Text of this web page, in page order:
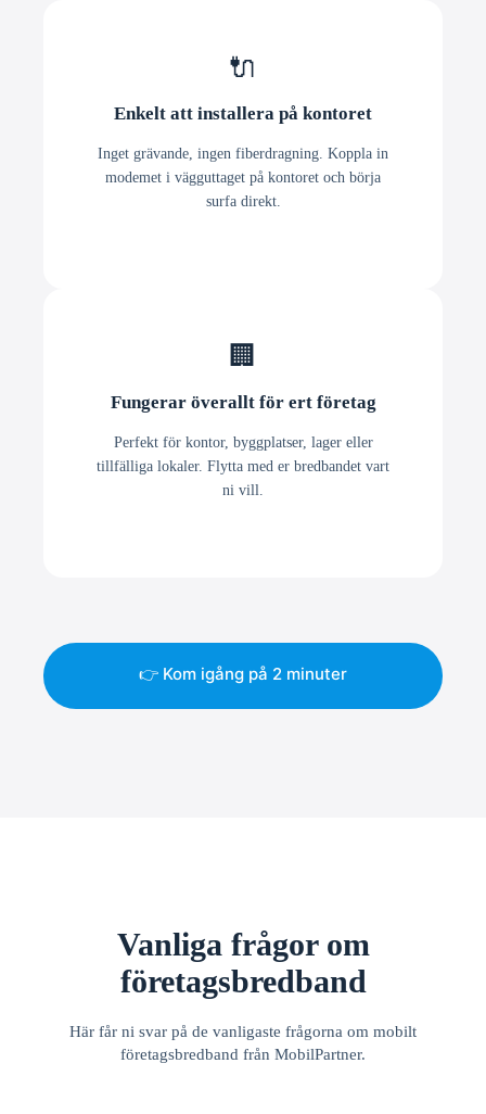
🔌
Enkelt att installera på kontoret
Inget grävande, ingen fiberdragning. Koppla in
modemet i vägguttaget på kontoret och börja
surfa direkt.
🏢
Fungerar överallt för ert företag
Perfekt för kontor, byggplatser, lager eller
tillfälliga lokaler. Flytta med er bredbandet vart
ni vill.
👉 Kom igång på 2 minuter
Vanliga frågor om
företagsbredband
Här får ni svar på de vanligaste frågorna om mobilt
företagsbredband från MobilPartner.